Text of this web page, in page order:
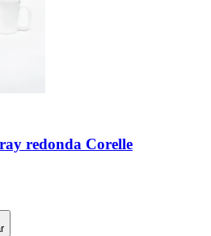
redonda Corelle